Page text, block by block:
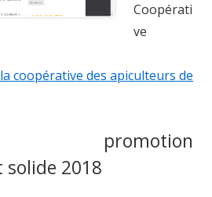
Coopérati
ve
coopérative des apiculteurs de
promotion
2018